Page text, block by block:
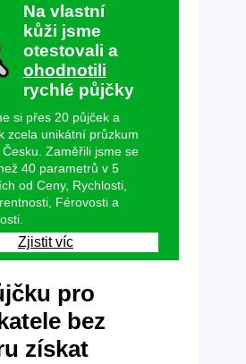
Na vlastní
kůži jsme
otestovali a
ohodnotili
rychlé půjčky
si přes 20 půjček a
zcela unikátní průzkum
Česku. Zaměřili jsme se
40 parametrů v 5
od Ceny, Rychlosti,
Férovosti a
Zjistit víc
pro
bez
získat